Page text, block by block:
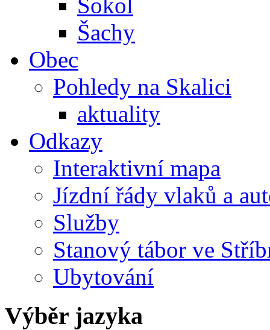
Šachy
Obec
Pohledy na Skalici
aktuality
Odkazy
Interaktivní mapa
Jízdní řády vlaků a
Služby
Stanový tábor ve
Ubytování
Výběr jazyka